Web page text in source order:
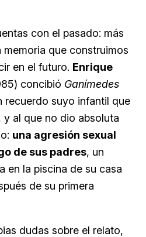
con el pasado: más
memoria que construimos
en el futuro. Enrique
concibió Ganímedes
recuerdo suyo infantil que
y al que no dio absoluta
una agresión sexual
de sus padres, un
en la piscina de su casa
de su primera
dudas sobre el relato,